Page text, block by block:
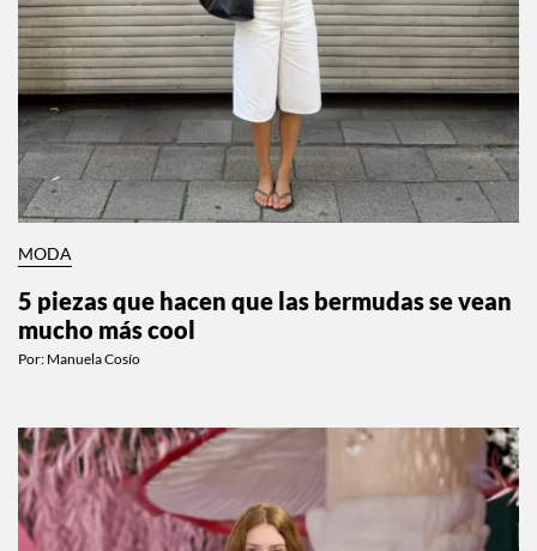
MODA
5 piezas que hacen que las bermudas se vean
mucho más cool
Por: Manuela Cosío